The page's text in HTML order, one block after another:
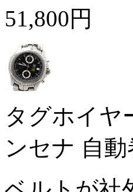
51,800円
タグホイヤ
ンセナ 自